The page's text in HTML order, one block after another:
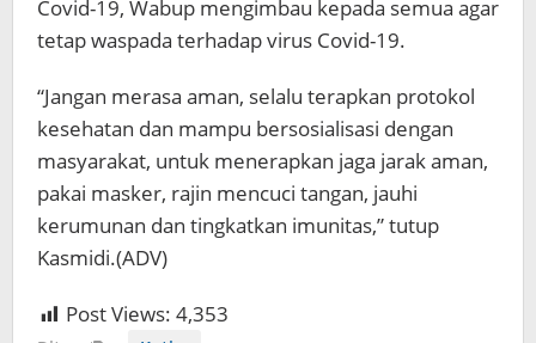
Covid-19, Wabup mengimbau kepada semua agar
tetap waspada terhadap virus Covid-19.
“Jangan merasa aman, selalu terapkan protokol
kesehatan dan mampu bersosialisasi dengan
masyarakat, untuk menerapkan jaga jarak aman,
pakai masker, rajin mencuci tangan, jauhi
kerumunan dan tingkatkan imunitas,” tutup
Kasmidi.(ADV)
Post Views: 4,353